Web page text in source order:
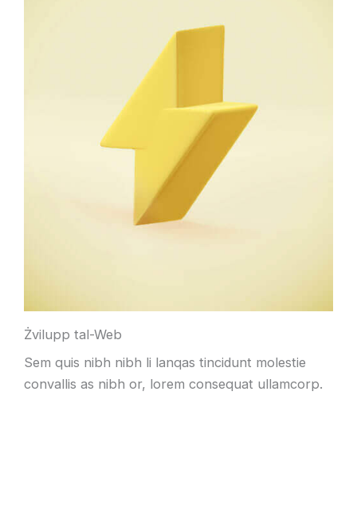
Żvilupp tal-Web
Sem quis nibh nibh li lanqas tincidunt molestie
convallis as nibh or, lorem consequat ullamcorp.